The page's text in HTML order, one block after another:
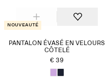
Nouveauté
PANTALON ÉVASÉ EN VELOURS
CÔTELÉ
€ 39